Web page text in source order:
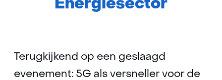
Energiesector
Terugkijkend op een geslaagd
evenement: 5G als versneller voor de